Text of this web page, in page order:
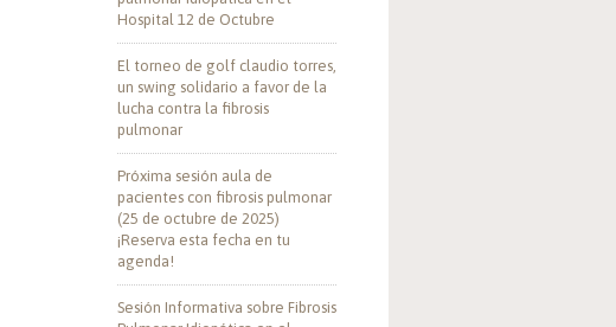
Hospital 12 de Octubre
El torneo de golf claudio torres,
un swing solidario a favor de la
lucha contra la fibrosis
pulmonar
Próxima sesión aula de
pacientes con fibrosis pulmonar
(25 de octubre de 2025)
¡Reserva esta fecha en tu
agenda!
Sesión Informativa sobre Fibrosis